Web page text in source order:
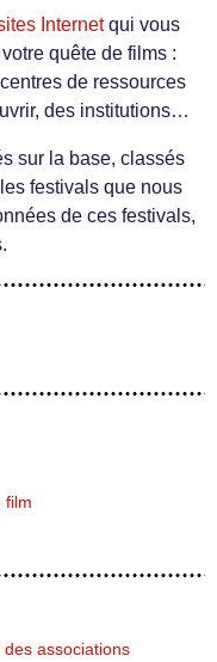
Internetqui vous
quête de films :
de ressources
des institutions…
sur la base, classés
festivals que nous
de ces festivals,
film
associations